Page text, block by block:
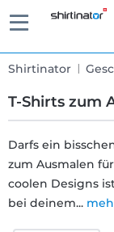
Shirtinator
T-Shirts zum
Schnelle
Lieferung
Darfs ein
zum Ausmalen
coolen Designs
bei deinem...